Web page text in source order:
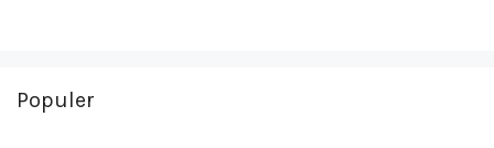
Populer